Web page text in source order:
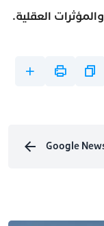
العقلية.